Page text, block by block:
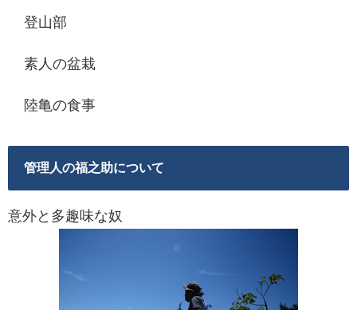
登山部
素人の盆栽
陸亀の食事
管理人の福之助について
意外と多趣味な奴